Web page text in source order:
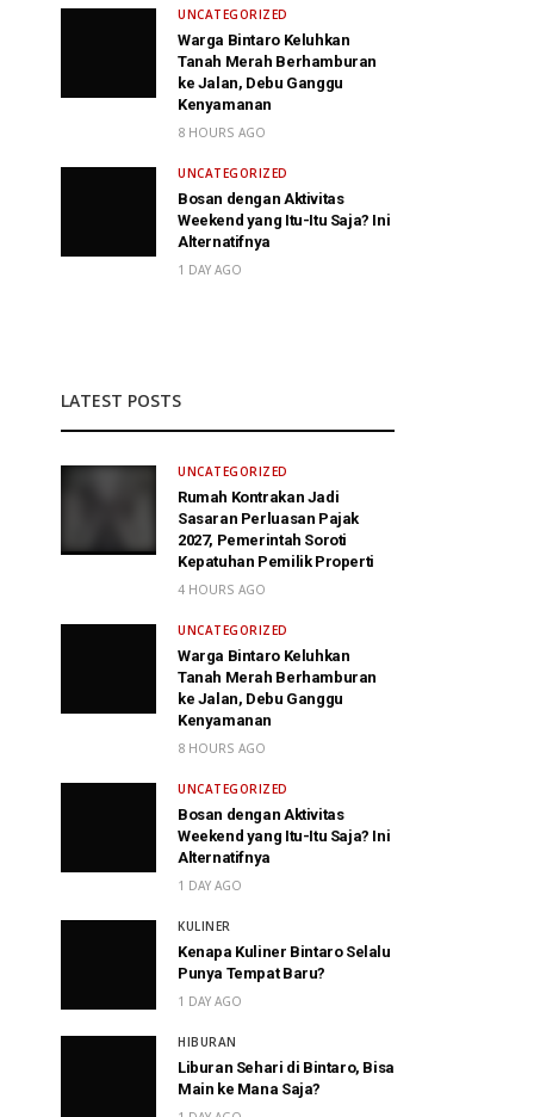
UNCATEGORIZED
Warga Bintaro Keluhkan
Tanah Merah Berhamburan
ke Jalan, Debu Ganggu
Kenyamanan
8 HOURS AGO
UNCATEGORIZED
Bosan dengan Aktivitas
Weekend yang Itu-Itu Saja? Ini
Alternatifnya
1 DAY AGO
LATEST POSTS
UNCATEGORIZED
Rumah Kontrakan Jadi
Sasaran Perluasan Pajak
2027, Pemerintah Soroti
Kepatuhan Pemilik Properti
4 HOURS AGO
UNCATEGORIZED
Warga Bintaro Keluhkan
Tanah Merah Berhamburan
ke Jalan, Debu Ganggu
Kenyamanan
8 HOURS AGO
UNCATEGORIZED
Bosan dengan Aktivitas
Weekend yang Itu-Itu Saja? Ini
Alternatifnya
1 DAY AGO
KULINER
Kenapa Kuliner Bintaro Selalu
Punya Tempat Baru?
1 DAY AGO
HIBURAN
Liburan Sehari di Bintaro, Bisa
Main ke Mana Saja?